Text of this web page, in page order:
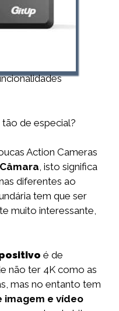
de especial?
Action Cameras
, isto significa
diferentes ao
tem que ser
muito interessante,
é de
não ter 4K como as
mas no entanto tem
e vídeo